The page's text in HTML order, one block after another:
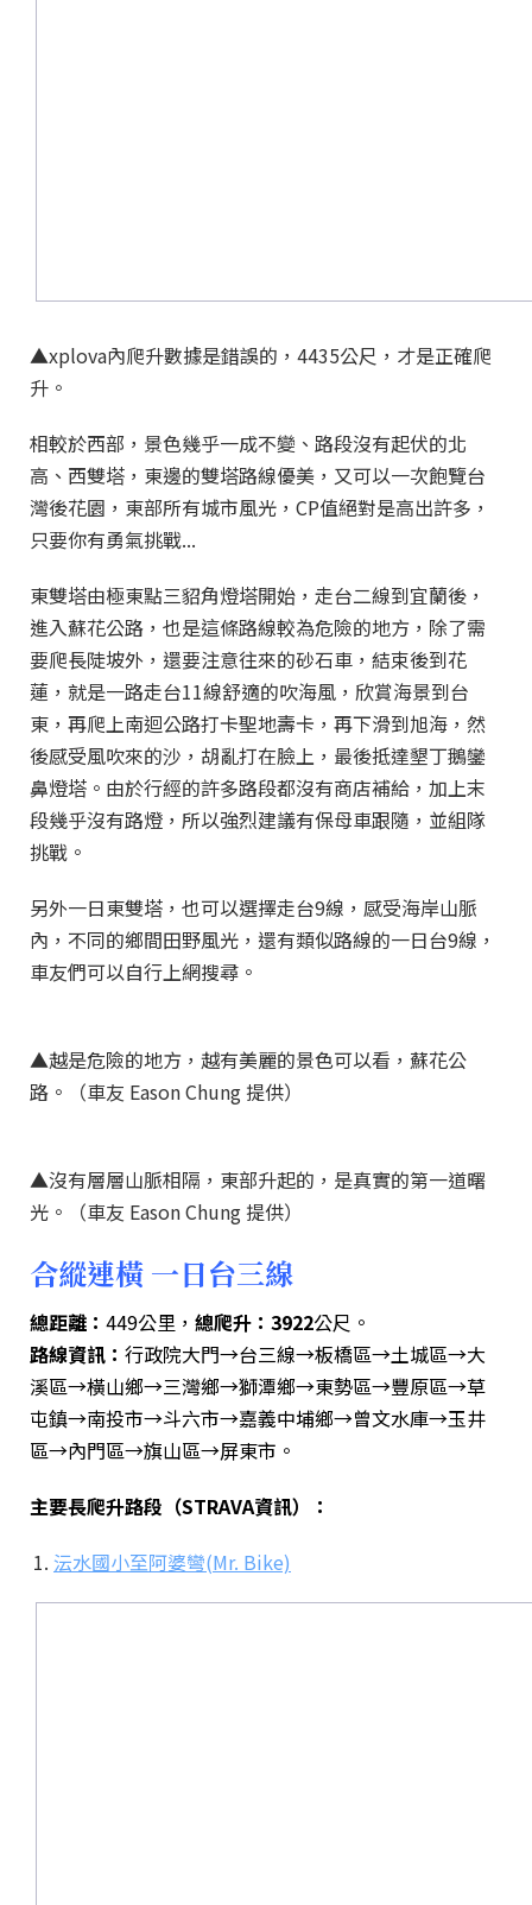
▲xplova內爬升數據是錯誤的，4435公尺，才是正確爬
升。
相較於西部，景色幾乎一成不變、路段沒有起伏的北
高、西雙塔，東邊的雙塔路線優美，又可以一次飽覽台
灣後花園，東部所有城市風光，CP值絕對是高出許多，
只要你有勇氣挑戰...
東雙塔由極東點三貂角燈塔開始，走台二線到宜蘭後，
進入蘇花公路，也是這條路線較為危險的地方，除了需
要爬長陡坡外，還要注意往來的砂石車，結束後到花
蓮，就是一路走台11線舒適的吹海風，欣賞海景到台
東，再爬上南迴公路打卡聖地壽卡，再下滑到旭海，然
後感受風吹來的沙，胡亂打在臉上，最後抵達墾丁鵝鑾
鼻燈塔。由於行經的許多路段都沒有商店補給，加上末
段幾乎沒有路燈，所以強烈建議有保母車跟隨，並組隊
挑戰。
另外一日東雙塔，也可以選擇走台9線，感受海岸山脈
內，不同的鄉間田野風光，還有類似路線的一日台9線，
車友們可以自行上網搜尋。
▲越是危險的地方，越有美麗的景色可以看，蘇花公
路。（車友 Eason Chung 提供）
▲沒有層層山脈相隔，東部升起的，是真實的第一道曙
光。（車友 Eason Chung 提供）
合縱連橫 一日台三線
總距離： 449公里， 總爬升：3922公尺。
路線資訊： 行政院大門→台三線→板橋區→土城區→大
溪區→橫山鄉→三灣鄉→獅潭鄉→東勢區→豐原區→草
屯鎮→南投市→斗六市→嘉義中埔鄉→曾文水庫→玉井
區→內門區→旗山區→屏東市。
主要長爬升路段（STRAVA資訊）：
沄水國小至阿婆彎(Mr. Bike)